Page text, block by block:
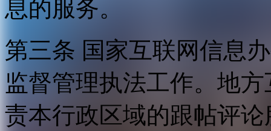
息的服务。
第三条 国家互联网信息
监督管理执法工作。地
责本行政区域的跟帖评